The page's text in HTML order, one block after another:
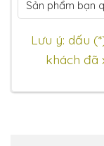
Lưu ý: dấu
khách đã